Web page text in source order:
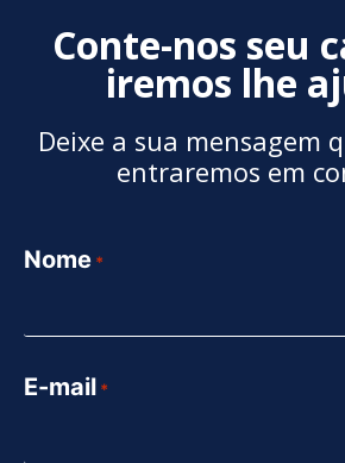
Conte-nos seu
iremos lhe
Deixe a sua mensagem
entraremos em
Nome *
E-mail *